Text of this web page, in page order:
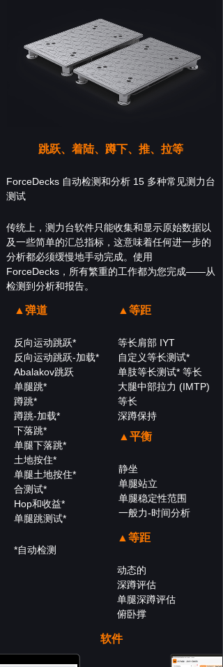
跳跃、着陆、蹲下、推、拉等
ForceDecks 自动检测和分析 15 多种常见测力台
测试
传统上，测力台软件只能收集和显示原始数据以
及一些简单的汇总指标，这意味着任何进一步的
分析都必须缓慢地手动完成。使用
ForceDecks，所有繁重的工作都为您完成——从
检测到分析和报告。
▲等距
等长肩部 IYT
自定义等长测试*
单肢等长测试* 等长
大腿中部拉力 (IMTP)
等长
深蹲保持
▲弹道
反向运动跳跃*
反向运动跳跃-加载*
Abalakov跳跃
单腿跳*
蹲跳*
蹲跳-加载*
下落跳*
单腿下落跳*
土地按住*
单腿土地按住*
合测试*
Hop和收益*
单腿跳测试*
*自动检测
▲平衡
静坐
单腿站立
单腿稳定性范围
一般力-时间分析
▲等距
动态的
深蹲评估
单腿深蹲评估
俯卧撑
软件